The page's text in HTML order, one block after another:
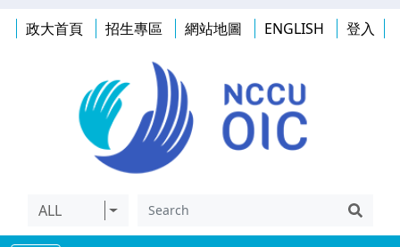
政大首頁 招生專區 網站地圖 ENGLISH 登入
ALL